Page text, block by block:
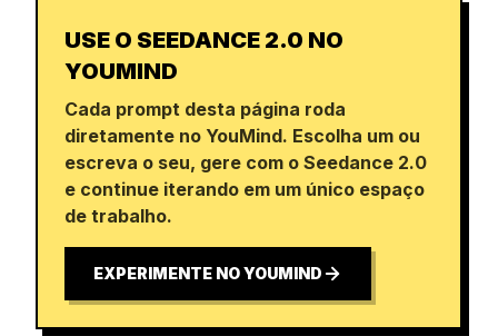
USE O SEEDANCE 2.0 NO
YOUMIND
Cada prompt desta página roda
diretamente no YouMind. Escolha um ou
escreva o seu, gere com o Seedance 2.0
e continue iterando em um único espaço
de trabalho.
EXPERIMENTE NO YOUMIND